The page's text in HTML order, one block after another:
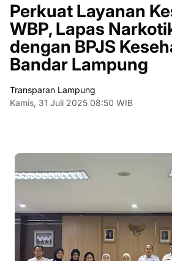
Perkuat Layanan
WBP, Lapas
dengan BPJS
Bandar Lampung
Transparan Lampung
Kamis, 31 Juli 2025 08:50 WIB